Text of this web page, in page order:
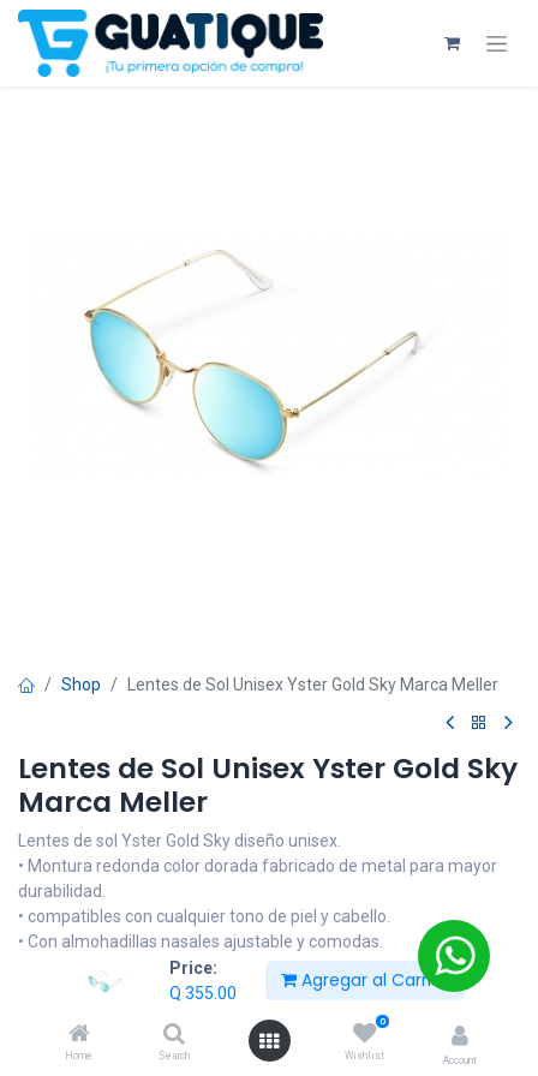
Price:
Q 355.00
Agregar al Carrito
Home Search
0
Wishlist Account
Shop Lentes de Sol Unisex Yster Gold Sky Marca Meller
Lentes de Sol Unisex Yster Gold Sky
Marca Meller
Lentes de sol Yster Gold Sky diseño unisex.
• Montura redonda color dorada fabricado de metal para mayor
durabilidad.
• compatibles con cualquier tono de piel y cabello.
• Con almohadillas nasales ajustable y comodas.
• Cristales redondos color azules que realzan el contraste y
minimizan los reflejos de la luz.
• Lentes polarizadas con tecnología TAC (Tri Acetate Cellulose).
• Con protección uv400 100% de protección contra la luz solar.
• Incluye estuche original y paño especial para limpiar los lentes.